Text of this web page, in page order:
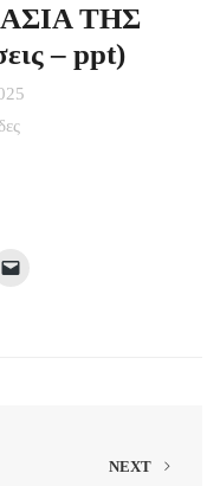
ΤΗΣ
– ppt)
NEXT